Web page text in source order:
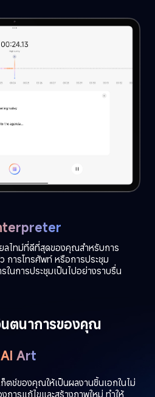
ลไทม์ที่ดีที่สุดของคุณสำหรับการ
ารโทรศัพท์ หรือการประชุม
ในการประชุมเป็นไปอย่างราบรื่น
ตนาการของคุณ
AI Art
ตช์ของคุณให้เป็นผลงานชิ้นเอกในไม่
การแก้ไขและสร้างภาพใหม่ ทำให้